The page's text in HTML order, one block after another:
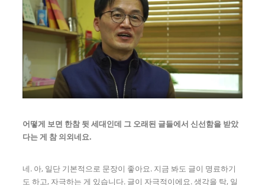
어떻게 보면 한참 뒷 세대인데 그 오래된 글들에서 신선함을 받았
다는 게 참 의외네요.
네. 아, 일단 기본적으로 문장이 좋아요. 지금 봐도 글이 명료하기
도 하고, 자극하는 게 있습니다. 글이 자극적이에요. 생각을 탁, 일